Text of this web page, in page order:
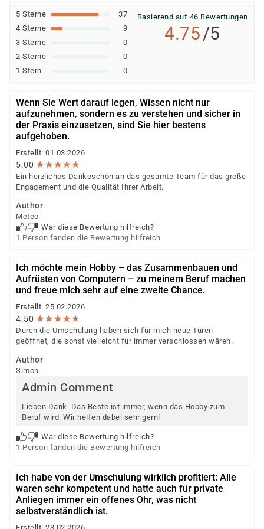
5 Sterne
37
4 Sterne
9
3 Sterne
0
2 Sterne
0
1 Stern
0
Basierend auf 46 Bewertungen
4.75/5
Wenn Sie Wert darauf legen, Wissen nicht nur
aufzunehmen, sondern es zu verstehen und sicher in
der Praxis einzusetzen, sind Sie hier bestens
aufgehoben.
Erstellt: 01.03.2026
5.00 ★★★★★
★★★★★
Ein herzliches Dankeschön an das gesamte Team für das große
Engagement und die Qualität Ihrer Arbeit.
Author
Meteo
War diese Bewertung hilfreich?
1 Person fanden die Bewertung hilfreich
Ich möchte mein Hobby – das Zusammenbauen und
Aufrüsten von Computern – zu meinem Beruf machen
und freue mich sehr auf eine zweite Chance.
Erstellt: 25.02.2026
4.50 ★★★★★
★★★★★
Durch die Umschulung haben sich für mich neue Türen
geöffnet, die sonst vielleicht für immer verschlossen wären.
Author
Simon
Admin Comment
Lieben Dank. Das Beste ist immer, wenn das Hobby zum
Beruf wird. Wir helfen dabei sehr gern!
War diese Bewertung hilfreich?
1 Person fanden die Bewertung hilfreich
Ich habe von der Umschulung wirklich profitiert: Alle
waren sehr kompetent und hatte auch für private
Anliegen immer ein offenes Ohr, was nicht
selbstverständlich ist.